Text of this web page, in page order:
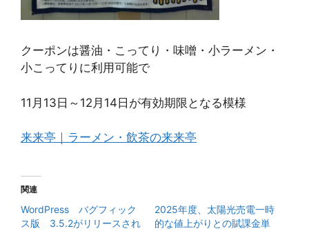
クーポンは醤油・こってり・味噌・小ラーメン・
小こってりに利用可能で
11月13日～12月14日が有効期限となる模様
来来亭｜ラーメン・飲茶の来来亭
関連
WordPress バグフィック
ス版 3.5.2がリリースされ
2025年度、太陽光売電一時
的な値上がりとの賦課金単